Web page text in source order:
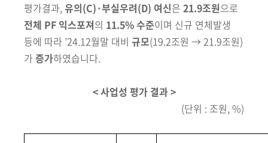
평가결과,유의(C)·부실우려(D) 여신은 21.9조원으로
전체 PF 익스포져의 11.5% 수준이며 신규 연체발생
등에 따라 ’24.12월말 대비 규모(19.2조원 → 21.9조원)
가 증가하였습니다.
< 사업성 평가 결과 >
(단위 : 조원, %)